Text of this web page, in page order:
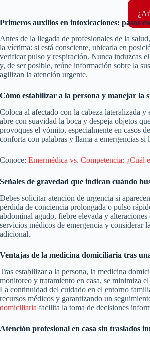
Primeros auxilios en intoxicaciones: pasos
Antes de la llegada de profesionales de la
la víctima: si está consciente, ubicarla en
verificar pulso y respiración. Nunca induzcas
y, de ser posible, reúne información sobre la
agilizan la atención urgente.
Cómo estabilizar a la persona y manejar la
Coloca al afectado con la cabeza lateralizada
abre con suavidad la boca y despeja objetos
provoques el vómito, especialmente en casos
conforta con palabras y llama a emergencias
Conoce: Emermédica vs. Competencia: ¿Cuál
Señales de gravedad que indican cuándo
Debes solicitar atención de urgencia si
pérdida de conciencia prolongada o pulso
abdominal agudo, fiebre elevada y
servicios médicos de emergencia y considerar
adicional.
Ventajas de la medicina domiciliaria tras
Tras estabilizar a la persona, la medicina
monitoreo y tratamiento en casa, se minimiza
La continuidad del cuidado en el entorno
recursos médicos y garantizando un
domiciliaria facilita la toma de decisiones
Atención profesional en casa sin traslados